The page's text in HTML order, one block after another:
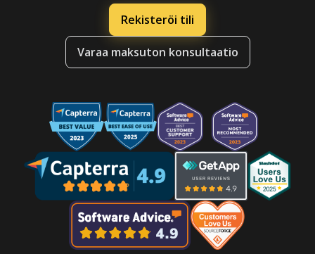
Rekisteröi tili
Varaa maksuton konsultaatio